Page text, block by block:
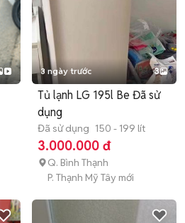
3 ngày trước 3
Tủ lạnh LG 195l Be Đã sử
dụng
Đã sử dụng 150 - 199 lít
3.000.000 đ
Q. Bình Thạnh
P. Thạnh Mỹ Tây mới